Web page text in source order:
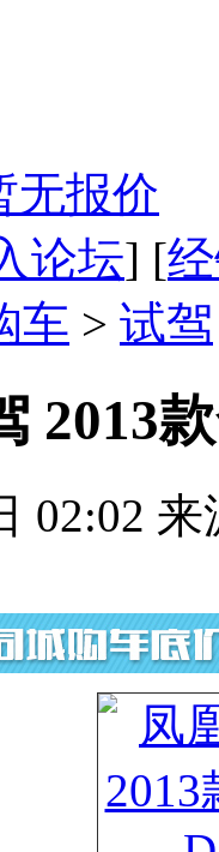
无报价
论坛] [
车 > 试驾
2013
02:02 来